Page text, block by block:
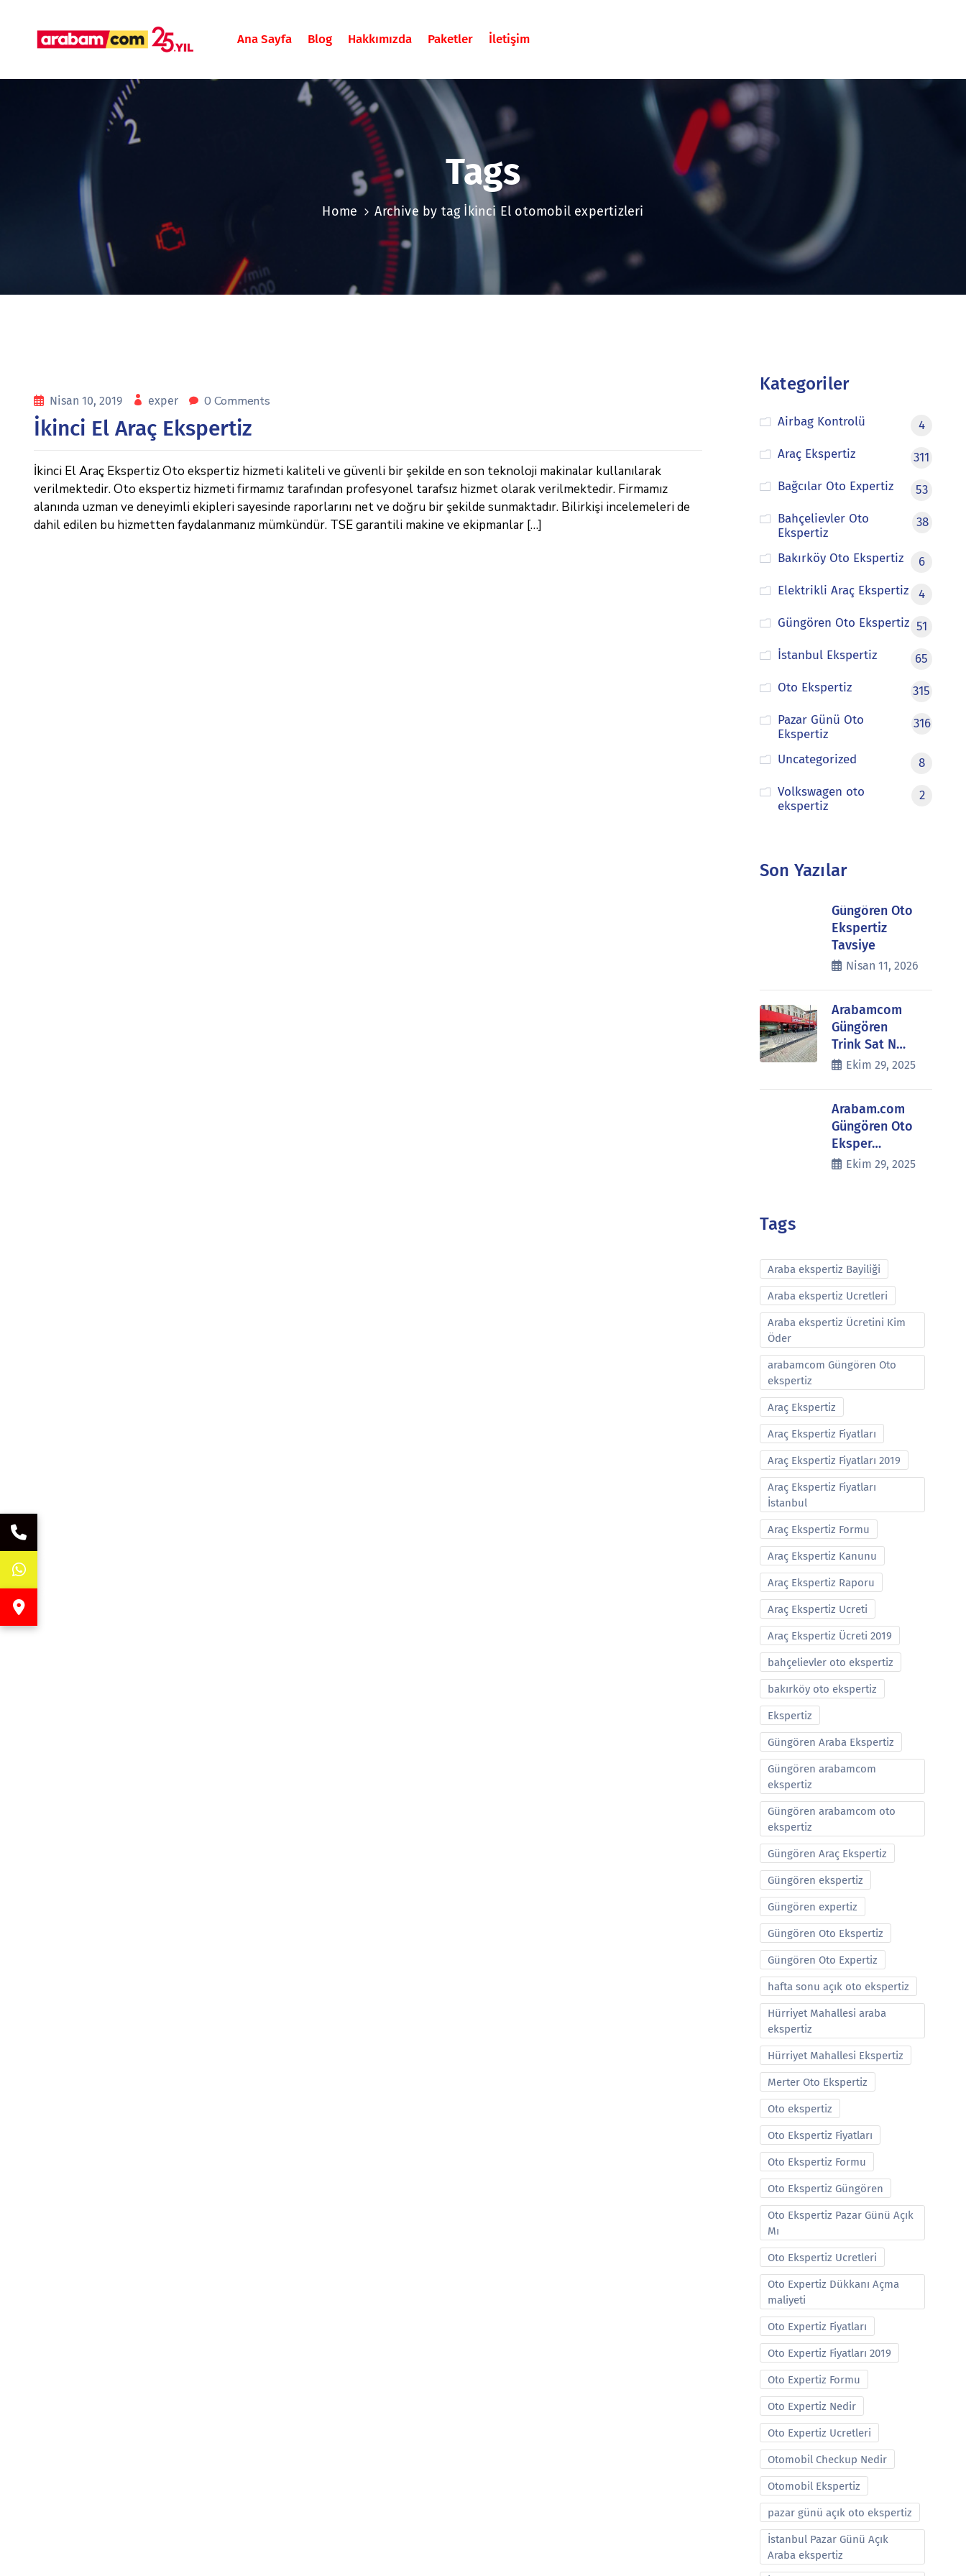
Ana Sayfa Blog Hakkımızda Paketler İletişim
Tags
Home Archive by tag İkinci El otomobil expertizleri
Nisan 10, 2019 exper 0 Comments
İkinci El Araç Ekspertiz
İkinci El Araç Ekspertiz Oto ekspertiz hizmeti kaliteli ve güvenli bir şekilde en son teknoloji makinalar kullanılarak
verilmektedir. Oto ekspertiz hizmeti firmamız tarafından profesyonel tarafsız hizmet olarak verilmektedir. Firmamız
alanında uzman ve deneyimli ekipleri sayesinde raporlarını net ve doğru bir şekilde sunmaktadır. Bilirkişi incelemeleri de
dahil edilen bu hizmetten faydalanmanız mümkündür. TSE garantili makine ve ekipmanlar […]
Kategoriler
Airbag Kontrolü
4
Araç Ekspertiz
311
Bağcılar Oto Expertiz
53
Bahçelievler Oto
Ekspertiz
38
Bakırköy Oto Ekspertiz
6
Elektrikli Araç Ekspertiz
4
Güngören Oto Ekspertiz 51
İstanbul Ekspertiz
65
Oto Ekspertiz
315
Pazar Günü Oto
Ekspertiz
316
Uncategorized
8
Volkswagen oto
ekspertiz
2
Son Yazılar
Güngören Oto
Ekspertiz
Tavsiye
Nisan 11, 2026
Arabamcom
Güngören
Trink Sat N…
Ekim 29, 2025
Arabam.com
Güngören Oto
Eksper…
Ekim 29, 2025
Tags
Araba ekspertiz Bayiliği
Araba ekspertiz Ucretleri
Araba ekspertiz Ücretini Kim
Öder
arabamcom Güngören Oto
ekspertiz
Araç Ekspertiz
Araç Ekspertiz Fiyatları
Araç Ekspertiz Fiyatları 2019
Araç Ekspertiz Fiyatları
İstanbul
Araç Ekspertiz Formu
Araç Ekspertiz Kanunu
Araç Ekspertiz Raporu
Araç Ekspertiz Ucreti
Araç Ekspertiz Ücreti 2019
bahçelievler oto ekspertiz
bakırköy oto ekspertiz
Ekspertiz
Güngören Araba Ekspertiz
Güngören arabamcom
ekspertiz
Güngören arabamcom oto
ekspertiz
Güngören Araç Ekspertiz
Güngören ekspertiz
Güngören expertiz
Güngören Oto Ekspertiz
Güngören Oto Expertiz
hafta sonu açık oto ekspertiz
Hürriyet Mahallesi araba
ekspertiz
Hürriyet Mahallesi Ekspertiz
Merter Oto Ekspertiz
Oto ekspertiz
Oto Ekspertiz Fiyatları
Oto Ekspertiz Formu
Oto Ekspertiz Güngören
Oto Ekspertiz Pazar Günü Açık
Mı
Oto Ekspertiz Ucretleri
Oto Expertiz Dükkanı Açma
maliyeti
Oto Expertiz Fiyatları
Oto Expertiz Fiyatları 2019
Oto Expertiz Formu
Oto Expertiz Nedir
Oto Expertiz Ucretleri
Otomobil Checkup Nedir
Otomobil Ekspertiz
pazar günü açık oto ekspertiz
İstanbul Pazar Günü Açık
Araba ekspertiz